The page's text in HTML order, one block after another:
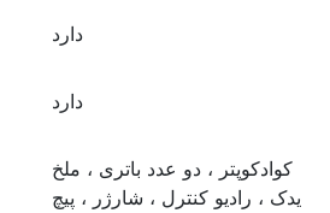
دارد
دارد
کوادکوپتر ، دو عدد باتری ، ملخ
یدک ، رادیو کنترل ، شارژر ، پیچ